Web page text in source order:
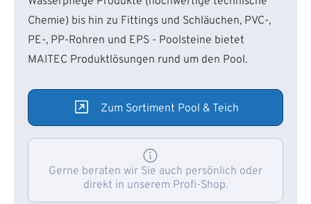
Chemie) bis hin zu Fittings und Schläuchen, PVC-,
PE-, PP-Rohren und EPS - Poolsteine bietet
MAITEC Produktlösungen rund um den Pool.
Zum Sortiment Pool & Teich
Gerne beraten wir Sie auch persönlich oder
direkt in unserem Profi-Shop.